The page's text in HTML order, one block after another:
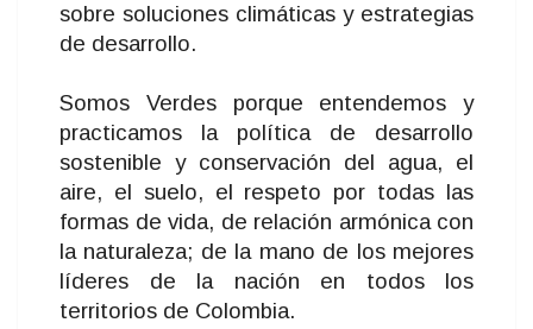
sobre soluciones climáticas y estrategias
de desarrollo.
Somos Verdes porque entendemos y
practicamos la política de desarrollo
sostenible y conservación del agua, el
aire, el suelo, el respeto por todas las
formas de vida, de relación armónica con
la naturaleza; de la mano de los mejores
líderes de la nación en todos los
territorios de Colombia.